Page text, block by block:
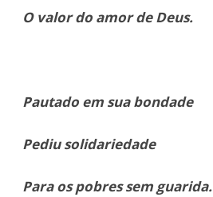
O valor do amor de Deus.
Pautado em sua bondade
Pediu solidariedade
Para os pobres sem guarida.